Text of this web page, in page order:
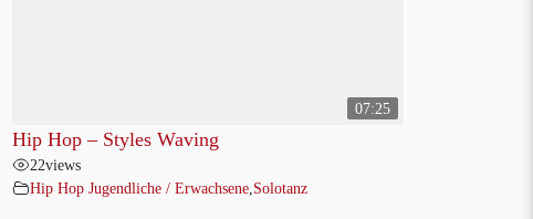
07:25
Hip Hop – Styles Waving
22views
Hip Hop Jugendliche / Erwachsene, Solotanz